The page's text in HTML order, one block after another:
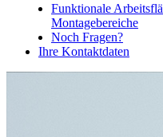
Funktionale
Montagebereiche
Noch Fragen?
Ihre Kontaktdaten